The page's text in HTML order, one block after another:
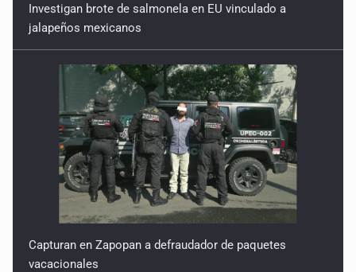
Investigan brote de salmonela en EU vinculado a
jalapeños mexicanos
Capturan en Zapopan a defraudador de paquetes
vacacionales